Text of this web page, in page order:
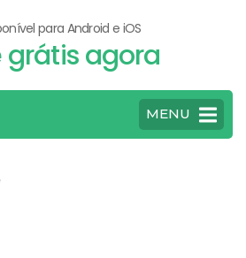
para Android e iOS
grátis agora
MENU